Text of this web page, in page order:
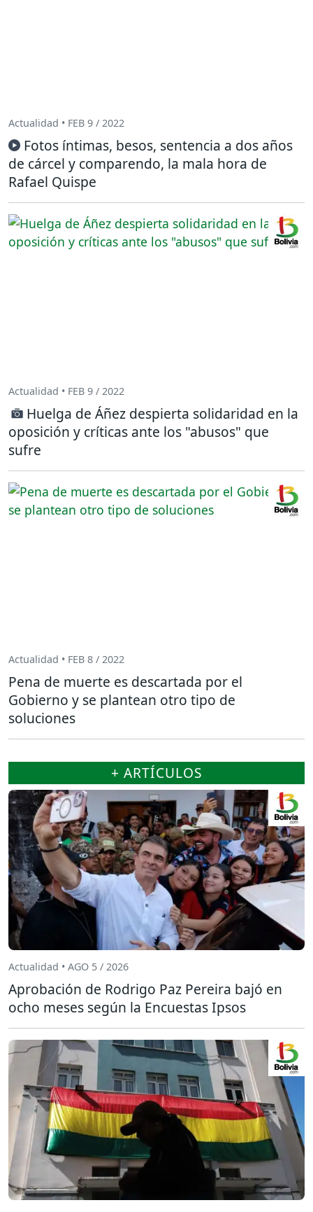
Actualidad • FEB 9 / 2022
Fotos íntimas, besos, sentencia a dos años
de cárcel y comparendo, la mala hora de
Rafael Quispe
Actualidad • FEB 9 / 2022
Huelga de Áñez despierta solidaridad en la
oposición y críticas ante los "abusos" que
sufre
Actualidad • FEB 8 / 2022
Pena de muerte es descartada por el
Gobierno y se plantean otro tipo de
soluciones
+ ARTÍCULOS
Actualidad • AGO 5 / 2026
Aprobación de Rodrigo Paz Pereira bajó en
ocho meses según la Encuestas Ipsos